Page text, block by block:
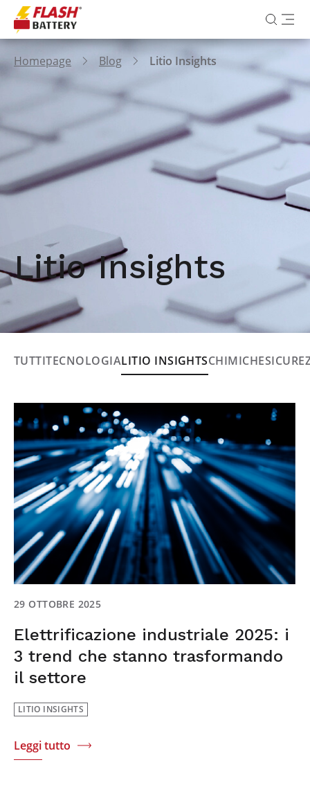
Homepage Blog Litio Insights
Litio Insights
TUTTITECNOLOGIALITIO INSIGHTSCHIMICHE
29 OTTOBRE 2025
Elettrificazione industriale 2025: i
3 trend che stanno trasformando
il settore
LITIO INSIGHTS
Leggi tutto